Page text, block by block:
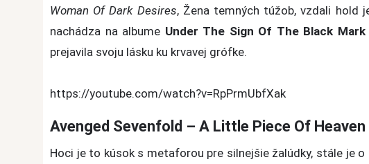
Woman Of Dark Desires, Žena temných túžob, vzdali hold
nachádza na albume Under The Sign Of The Black Mark
prejavila svoju lásku ku krvavej grófke.
https://youtube.com/watch?v=RpPrmUbfXak
Avenged Sevenfold – A Little Piece Of Heaven
Hoci je to kúsok s metaforou pre silnejšie žalúdky, stále je